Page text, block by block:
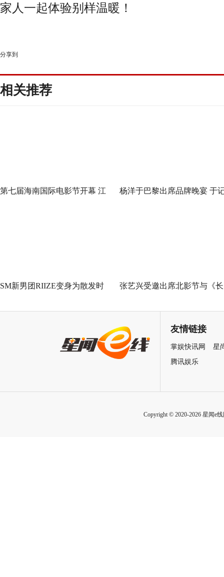
家人一起体验别样温暖！
分享到
相关推荐
第七届海南国际电影节开幕 江 杨洋于巴黎出席品牌晚宴 于
SM新男团RIIZE变身为散发时 张艺兴受邀出席北影节与《长
与大家见面 友情链接
掌娱快讯网
星
腾讯娱乐
Copyright © 2020-2026 星闻e